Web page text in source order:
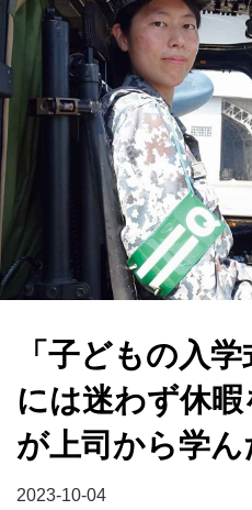
「子どもの入
には迷わず休
が上司から学
2023-10-04